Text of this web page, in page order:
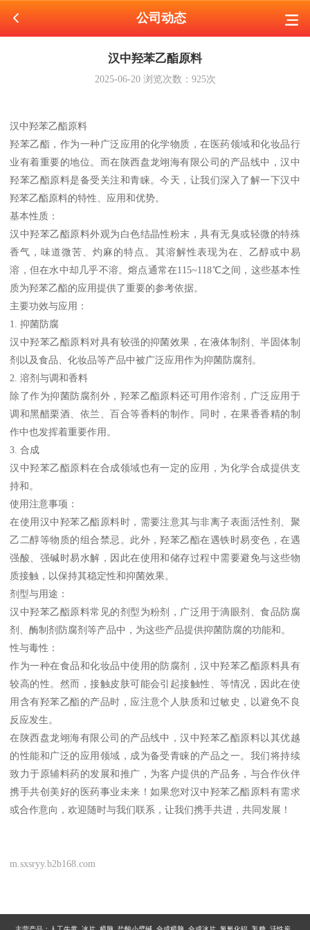
公司动态
汉中羟苯乙酯原料
2025-06-20浏览次数： 925次
汉中羟苯乙酯原料
羟苯乙酯，作为一种广泛应用的化学物质，在医药领域和化妆品行
业有着重要的地位。而在陕西盘龙翊海有限公司的产品线中，汉中
羟苯乙酯原料是备受关注和青睐。今天，让我们深入了解一下汉中
羟苯乙酯原料的特性、应用和优势。
基本性质：
汉中羟苯乙酯原料外观为白色结晶性粉末，具有无臭或轻微的特殊
香气，味道微苦、灼麻的特点。其溶解性表现为在、乙醇或中易
溶，但在水中却几乎不溶。熔点通常在115~118℃之间，这些基本性
质为羟苯乙酯的应用提供了重要的参考依据。
主要功效与应用：
1. 抑菌防腐
汉中羟苯乙酯原料对具有较强的抑菌效果，在液体制剂、半固体制
剂以及食品、化妆品等产品中被广泛应用作为抑菌防腐剂。
2. 溶剂与调和香料
除了作为抑菌防腐剂外，羟苯乙酯原料还可用作溶剂，广泛应用于
调和黑醋栗酒、依兰、百合等香料的制作。同时，在果香香精的制
作中也发挥着重要作用。
3. 合成
汉中羟苯乙酯原料在合成领域也有一定的应用，为化学合成提供支
持和。
使用注意事项：
在使用汉中羟苯乙酯原料时，需要注意其与非离子表面活性剂、聚
乙二醇等物质的组合禁忌。此外，羟苯乙酯在遇铁时易变色，在遇
强酸、强碱时易水解，因此在使用和储存过程中需要避免与这些物
质接触，以保持其稳定性和抑菌效果。
剂型与用途：
汉中羟苯乙酯原料常见的剂型为粉剂，广泛用于滴眼剂、食品防腐
剂、酶制剂防腐剂等产品中，为这些产品提供抑菌防腐的功能和。
性与毒性：
作为一种在食品和化妆品中使用的防腐剂，汉中羟苯乙酯原料具有
较高的性。然而，接触皮肤可能会引起接触性、等情况，因此在使
用含有羟苯乙酯的产品时，应注意个人肤质和过敏史，以避免不良
反应发生。
在陕西盘龙翊海有限公司的产品线中，汉中羟苯乙酯原料以其优越
的性能和广泛的应用领域，成为备受青睐的产品之一。我们将持续
致力于原辅料药的发展和推广，为客户提供的产品务，与合作伙伴
携手共创美好的医药事业未来！如果您对汉中羟苯乙酯原料有需求
或合作意向，欢迎随时与我们联系，让我们携手共进，共同发展！
m.sxsryy.b2b168.com